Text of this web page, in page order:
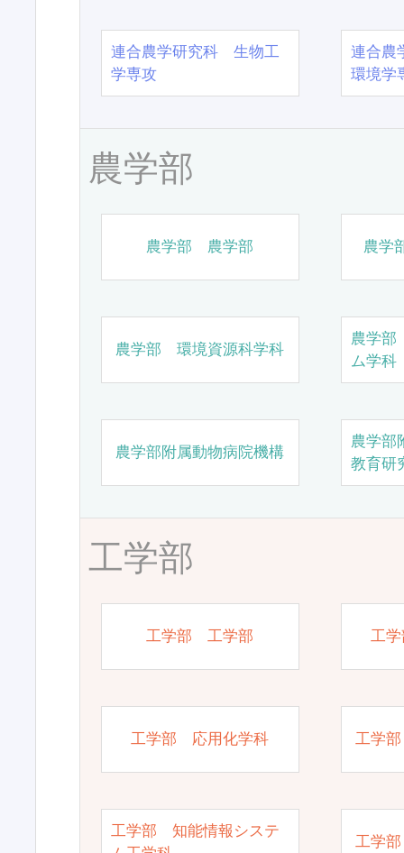
連合農学研究科 生物工
学専攻
連合農
環境学
農学部
農学部 農学部 農学
農学部 環境資源科学科
農学
ム学科
農学部附属動物病院機構
農学部
教育研
工学部
工学部 工学部 工
工学部 応用化学科 工学
工学部 知能情報システ
工学